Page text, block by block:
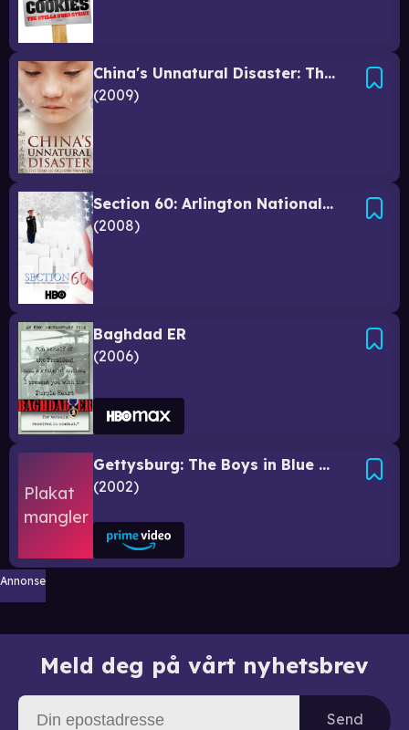
China's Unnatural Disaster: The Tears of Sichuan Province
2009
Section 60: Arlington National Cemetery
2008
Baghdad ER
2006
Gettysburg: The Boys in Blue & Gray
2002
Annonse
Meld deg på vårt nyhetsbrev
Send